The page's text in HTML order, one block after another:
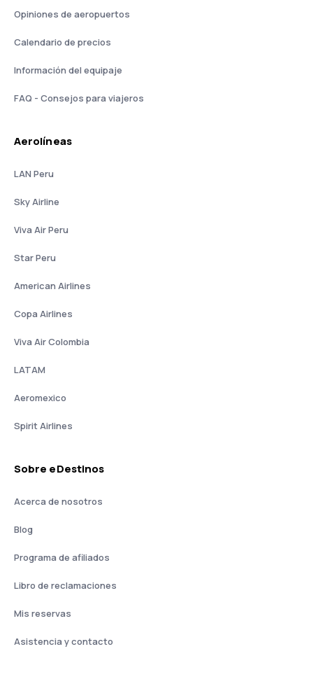
Opiniones de aeropuertos
Calendario de precios
Información del equipaje
FAQ - Consejos para viajeros
Aerolíneas
LAN Peru
Sky Airline
Viva Air Peru
Star Peru
American Airlines
Copa Airlines
Viva Air Colombia
LATAM
Aeromexico
Spirit Airlines
Sobre eDestinos
Acerca de nosotros
Blog
Programa de afiliados
Libro de reclamaciones
Mis reservas
Asistencia y contacto